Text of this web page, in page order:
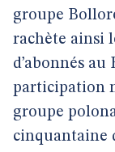
groupe
rachète ainsi
d’abonnés
participation
groupe
cinquantaine